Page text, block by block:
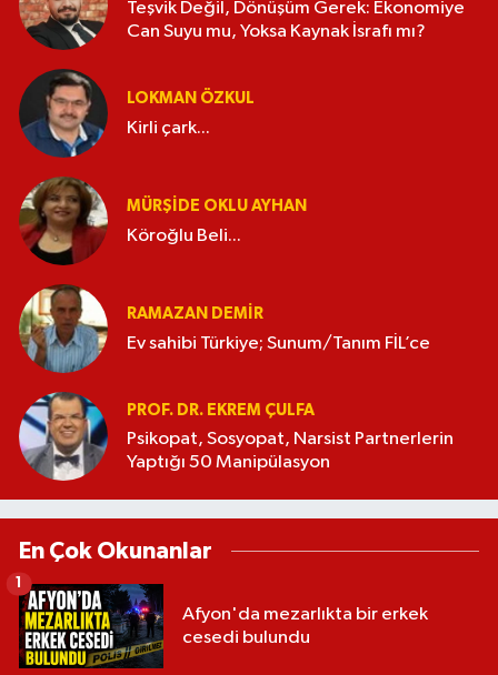
Teşvik Değil, Dönüşüm Gerek: Ekonomiye
Can Suyu mu, Yoksa Kaynak İsrafı mı?
LOKMAN ÖZKUL
Kirli çark...
MÜRŞIDE OKLU AYHAN
Köroğlu Beli...
RAMAZAN DEMİR
Ev sahibi Türkiye; Sunum/Tanım FİL’ce
PROF. DR. EKREM ÇULFA
Psikopat, Sosyopat, Narsist Partnerlerin
Yaptığı 50 Manipülasyon
En Çok Okunanlar
Afyon'da mezarlıkta bir erkek
cesedi bulundu
1